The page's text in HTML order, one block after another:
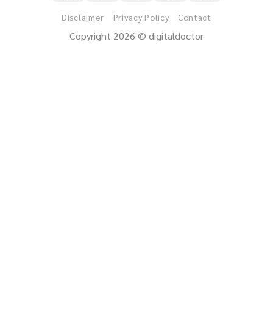
Disclaimer Privacy Policy